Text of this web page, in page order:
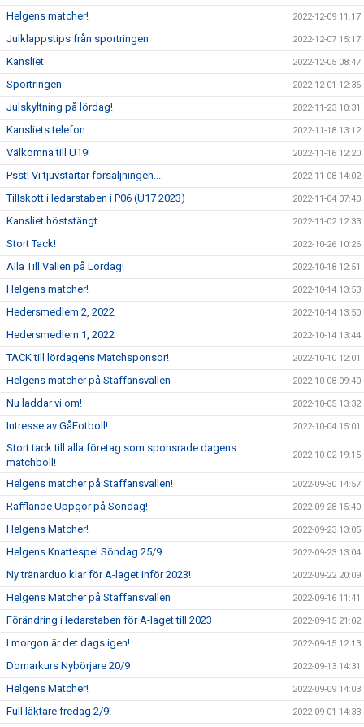
Helgens matcher! 2022-12-09 11:17
Julklappstips från sportringen 2022-12-07 15:17
Kansliet 2022-12-05 08:47
Sportringen 2022-12-01 12:36
Julskyltning på lördag! 2022-11-23 10:31
Kansliets telefon 2022-11-18 13:12
Välkomna till U19! 2022-11-16 12:20
Psst! Vi tjuvstartar försäljningen... 2022-11-08 14:02
Tillskott i ledarstaben i P06 (U17 2023) 2022-11-04 07:40
Kansliet höststängt 2022-11-02 12:33
Stort Tack! 2022-10-26 10:26
Alla Till Vallen på Lördag! 2022-10-18 12:51
Helgens matcher! 2022-10-14 13:53
Hedersmedlem 2, 2022 2022-10-14 13:50
Hedersmedlem 1, 2022 2022-10-14 13:44
TACK till lördagens Matchsponsor! 2022-10-10 12:01
Helgens matcher på Staffansvallen 2022-10-08 09:40
Nu laddar vi om! 2022-10-05 13:32
Intresse av GåFotboll! 2022-10-04 15:01
Stort tack till alla företag som sponsrade dagens
matchboll!
2022-10-02 19:15
Helgens matcher på Staffansvallen! 2022-09-30 14:57
Rafflande Uppgör på Söndag! 2022-09-28 15:40
Helgens Matcher! 2022-09-23 13:05
Helgens Knattespel Söndag 25/9 2022-09-23 13:04
Ny tränarduo klar för A-laget inför 2023! 2022-09-22 20:09
Helgens Matcher på Staffansvallen 2022-09-16 11:41
Förändring i ledarstaben för A-laget till 2023 2022-09-15 21:02
I morgon är det dags igen! 2022-09-15 12:13
Domarkurs Nybörjare 20/9 2022-09-13 14:31
Helgens Matcher! 2022-09-09 14:03
Full läktare fredag 2/9! 2022-09-01 14:33